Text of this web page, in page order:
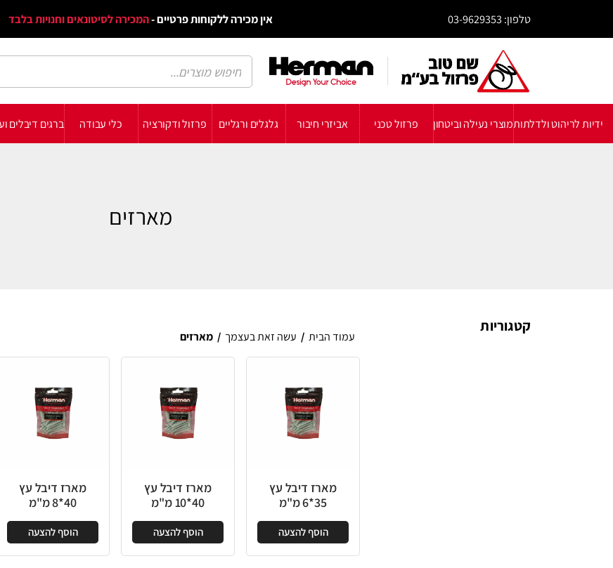
טלפון: 03-9629353 אין מכירה ללקוחות פרטיים -המכירה לסיטונאים וחנויות בלבד
ידיות לריהוט ולדלתותמוצרי נעילה וביטחון פרזול טכני אביזרי חיבור גלגלים ורגליים פרזול ודקורציה כלי עבודה ברגים דיבלים
מארזים
קטגוריות
עמוד הבית / עשה זאת בעצמך / מארזים
מארז דיבל עץ
35*6 מ"מ
הוסף להצעה
מארז דיבל עץ
40*10 מ"מ
הוסף להצעה
מארז דיבל עץ
40*8 מ"מ
הוסף להצעה